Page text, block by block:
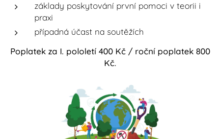
základy poskytování první pomoci v teorii i
praxi
případná účast na soutěžích
Poplatek za I. pololetí 400 Kč / roční poplatek 800
Kč.